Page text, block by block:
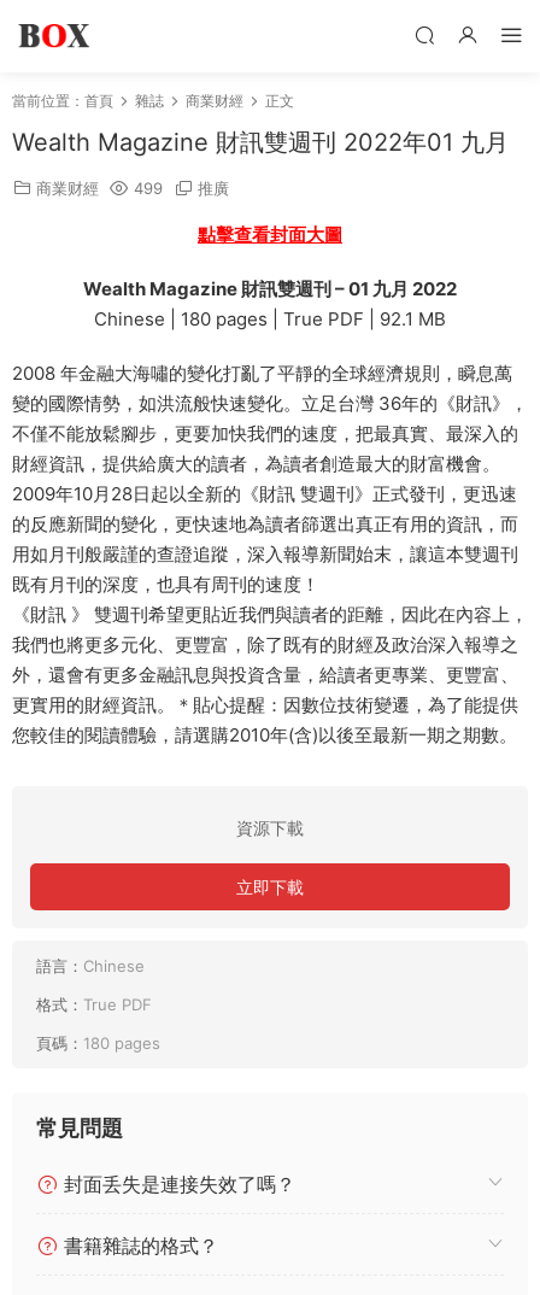
當前位置： 首頁 雜誌 商業财經 正文
Wealth Magazine 財訊雙週刊 2022年01 九月
商業财經 499 推廣
點擊查看封面大圖
Wealth Magazine 財訊雙週刊 – 01 九月 2022
Chinese | 180 pages | True PDF | 92.1 MB
2008 年金融大海嘯的變化打亂了平靜的全球經濟規則，瞬息萬
變的國際情勢，如洪流般快速變化。立足台灣 36年的《財訊》，
不僅不能放鬆腳步，更要加快我們的速度，把最真實、最深入的
財經資訊，提供給廣大的讀者，為讀者創造最大的財富機會。
2009年10月28日起以全新的《財訊 雙週刊》正式發刊，更迅速
的反應新聞的變化，更快速地為讀者篩選出真正有用的資訊，而
用如月刊般嚴謹的查證追蹤，深入報導新聞始末，讓這本雙週刊
既有月刊的深度，也具有周刊的速度！
《財訊 》 雙週刊希望更貼近我們與讀者的距離，因此在內容上，
我們也將更多元化、更豐富，除了既有的財經及政治深入報導之
外，還會有更多金融訊息與投資含量，給讀者更專業、更豐富、
更實用的財經資訊。＊貼心提醒：因數位技術變遷，為了能提供
您較佳的閱讀體驗，請選購2010年(含)以後至最新一期之期數。
資源下載
立即下載
語言： Chinese
格式： True PDF
頁碼： 180 pages
常見問題
封面丢失是連接失效了嗎？
書籍雜誌的格式？